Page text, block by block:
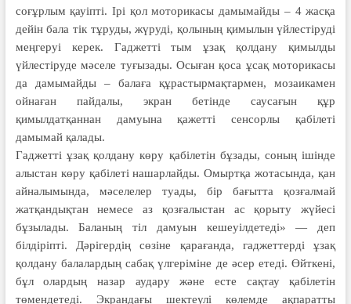
соғұрлым қауіпті. Ірі қол моторикасы дамымайды – 4 жасқа
дейін бала тік тұруды, жүруді, қолының қимылын үйлестіруді
меңгеруі керек. Гаджетті тым ұзақ қолдану қимылды
үйлестіруде мәселе туғызады. Осыған қоса ұсақ моторикасы
да дамымайды – балаға құрастырмақтармен, мозаикамен
ойнаған пайдалы, экран бетінде саусағын құр
қимылдатқаннан дамуына қажетті сенсорлы қабілеті
дамымай қалады.
Гаджетті ұзақ қолдану көру қабілетін бұзады, соның ішінде
алыстан көру қабілеті нашарлайды. Омыртқа жотасында, қан
айналымында, мәселелер туады, бір бағытта қозғалмай
жатқандықтан немесе аз қозғалыстан ас қорыту жүйесі
бұзылады. Баланың тіл дамуын кешеуілдетеді» — деп
білдіріпті. Дәрігердің сөзіне қарағанда, гад­жет­терді ұзақ
қолдану балалардың сабақ үлгеріміне де әсер етеді. Өйткені,
бұл олардың назар аудару және есте сақтау қабілетін
төмендетеді. Экрандағы шектеулі көлемде ақпаратты